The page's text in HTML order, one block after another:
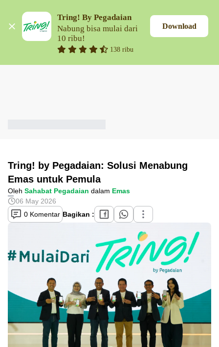
Tring! By Pegadaian
Nabung bisa mulai dari
10 ribu!
138 ribu
Download
Tring! by Pegadaian: Solusi Menabung
Emas untuk Pemula
Oleh Sahabat Pegadaian dalam Emas
06 May 2026
0 Komentar Bagikan :